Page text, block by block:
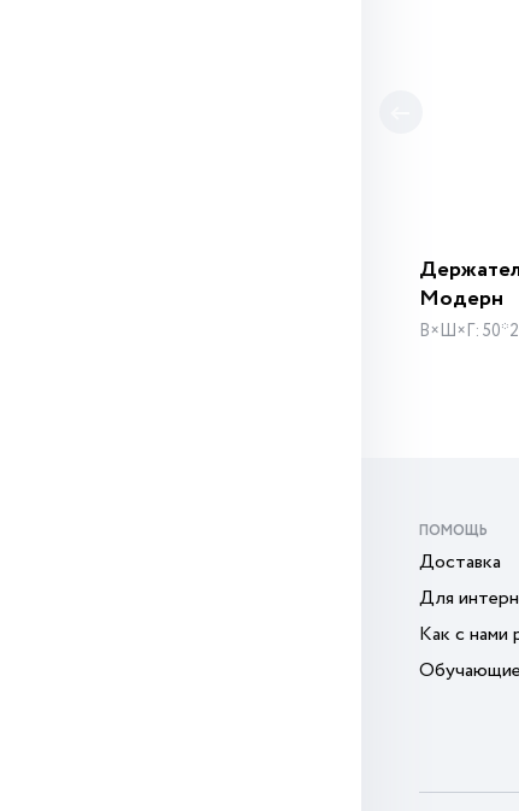
Модерн
В×Ш×Г:
ПОМОЩЬ
Доставка
Для
Как с нами